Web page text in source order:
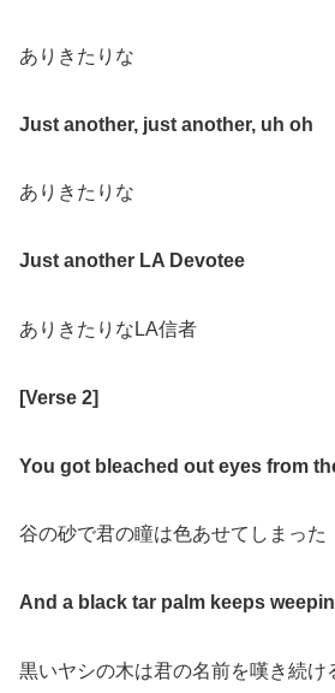
ありきたりな
Just another, just another, uh oh
ありきたりな
Just another LA Devotee
ありきたりなLA信者
[Verse 2]
You got bleached out eyes from
谷の砂で君の瞳は色あせてしまった
And a black tar palm keeps
黒いヤシの木は君の名前を嘆き続け